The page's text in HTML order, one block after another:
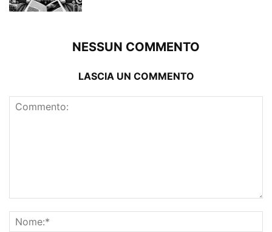
NESSUN COMMENTO
LASCIA UN COMMENTO